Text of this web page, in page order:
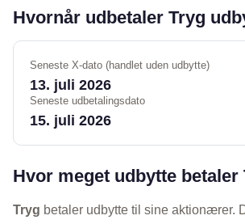
Hvornår udbetaler Tryg
Seneste X-dato (handlet uden udbytte)
13. juli 2026
Seneste udbetalingsdato
15. juli 2026
Hvor meget udbytte betaler
Tryg betaler udbytte til sine aktionærer.